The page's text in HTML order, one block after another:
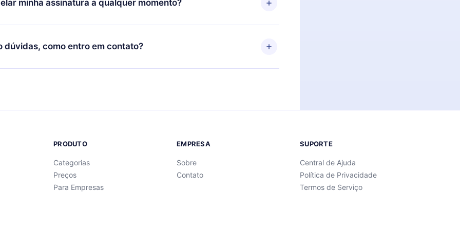
momento através do nosso aplicativo disponível para iOS, Android e
minha assinatura a qualquer momento?
por não renovar sua assinatura do 12min, você pode cancelar a
e o próximo ciclo de cobrança não ocorrerá.
dúvidas, como entro em contato?
para entrar em contato porsupport@12min.com.
PRODUTO
Categorias
Preços
Para Empresas
EMPRESA
Sobre
Contato
SUPORTE
Central de Ajuda
Política de Privacidade
Termos de Serviço